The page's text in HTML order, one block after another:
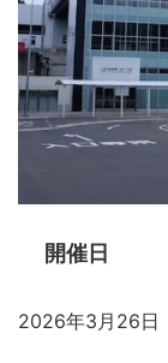
開催日
2026年3月26日